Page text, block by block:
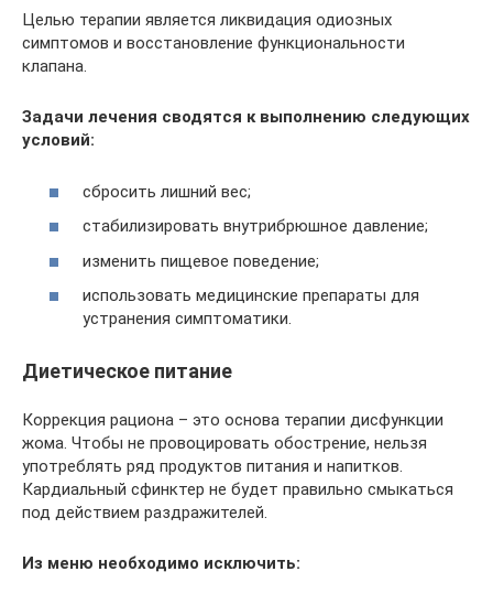
Целью терапии является ликвидация одиозных
симптомов и восстановление функциональности
клапана.
Задачи лечения сводятся к выполнению следующих
условий:
сбросить лишний вес;
стабилизировать внутрибрюшное давление;
изменить пищевое поведение;
использовать медицинские препараты для
устранения симптоматики.
Диетическое питание
Коррекция рациона – это основа терапии дисфункции
жома. Чтобы не провоцировать обострение, нельзя
употреблять ряд продуктов питания и напитков.
Кардиальный сфинктер не будет правильно смыкаться
под действием раздражителей.
Из меню необходимо исключить: